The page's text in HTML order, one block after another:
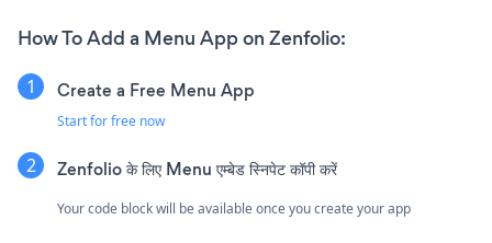
How To Add a Menu App on Zenfolio:
Create a Free Menu App
Start for free now
Zenfolio के लिए Menu एम्बेड स्निपेट कॉपी करें
Your code block will be available once you create your app